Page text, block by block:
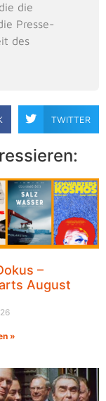
die
Presse-
des
TWITTER
–
August
»